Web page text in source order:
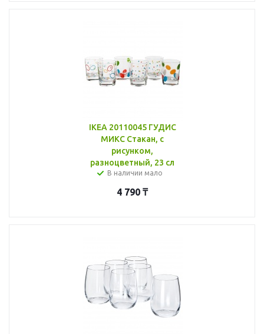
IKEA 20110045 ГУДИС
МИКС Стакан, с
рисунком,
разноцветный, 23 сл
В наличии мало
4 790 ₸